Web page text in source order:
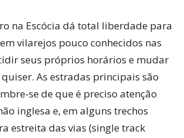
na Escócia dá total liberdade para
vilarejos pouco conhecidos nas
seus próprios horários e mudar
As estradas principais são
se de que é preciso atenção
inglesa e, em alguns trechos
estreita das vias (single track